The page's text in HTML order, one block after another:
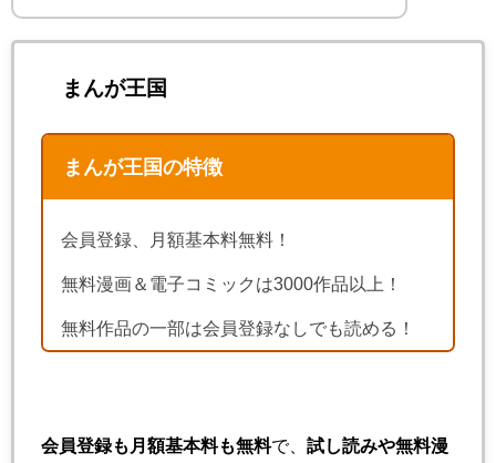
まんが王国
まんが王国の特徴
会員登録、月額基本料無料！
無料漫画＆電子コミックは3000作品以上！
無料作品の一部は会員登録なしでも読める！
会員登録も月額基本料も無料で、 試し読みや無料漫